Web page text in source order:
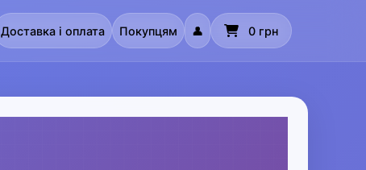
Доставка і оплата Покупцям 👤 0 грн